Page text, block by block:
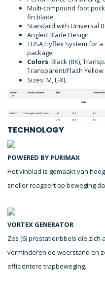
Multi-compound foot
fin blade
Standard with Universal
Angled Blade Design
TUSA Hyflex System for
package
Colors: Black (BK),
Transparent/Flash Yellow
Sizes: M, L-XL
TECHNOLOGY
POWERED BY PURIMAX
Het vinblad is gemaakt van
sneller reageert op beweging
VORTEX GENERATOR
Zes (6) prestatieribbels die
verminderen de weerstand en
efficiëntere trapbeweging.